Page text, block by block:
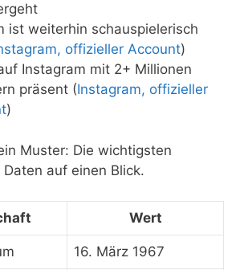
ist weiterhin schauspielerisch
offizieller Account)
Instagram mit 2+ Millionen
präsent (Instagram, offizieller
)
Muster: Die wichtigsten
auf einen Blick.
Wert
16. März 1967